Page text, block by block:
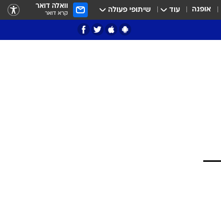
אופנה עוד שיתופי פעולה וואלה דואר
קרא דואר